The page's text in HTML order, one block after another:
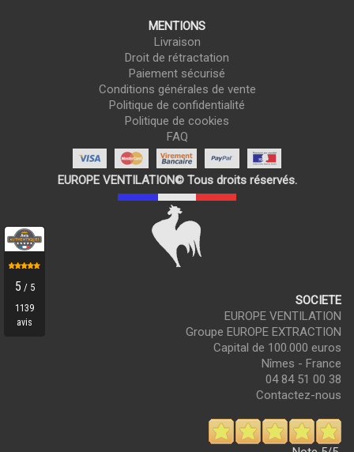
MENTIONS
Livraison
Droit de rétractation
Paiement sécurisé
Conditions générales de vente
Politique de confidentialité
Politique de cookies
FAQ
EUROPE VENTILATION© Tous droits réservés.
SOCIETE
EUROPE VENTILATION
Groupe EUROPE EXTRACTION
Capital de 100.000 euros
Nîmes - France
04 84 51 00 38
Contactez-nous
https://policies.google.com/technologies/ads?hl=fr